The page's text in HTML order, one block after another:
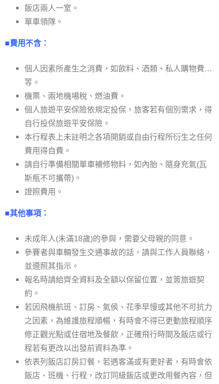
飯店兩人一室 。
單車領隊。
■費用不含：
個人因素所產生之消費，如飲料、酒類、私人購物費…
等。
機票、兩地機場稅、燃油費。
個人旅遊平安保險依規定投保，旅客若有個別需求，得
自行投保旅遊平安保險。
本行程表上未註明之各項開銷或自由行程所衍生之任何
費用得自費。
請自行準備相關單車補修物料，如內胎、隨身充氣(瓦
斯瓶不可攜帶)。
證照費用。
■其他事項：
未成年人(未滿18歲)的參與，需要父母親的同意。
參賽者與車輛發生交通事故的話，請與工作人員聯絡，
並遵照其指示。
報名時請給齊全資料及全額以保留位置，並簽旅遊契
約。
若因飛機航班、訂房、氣侯、花季早慢或其他不可抗力
之因素，為維護旅程順暢，有時會不得已更動旅程順序
修正觀光點或住宿地及餐飲，正確飛行時間及飯店或行
程若有更改以出發前資料為準。
依表列飯店訂房訂餐，若遇客滿或有更好者，有時會依
飯店、班機、行程，改訂同級飯店或更改用餐內容，但